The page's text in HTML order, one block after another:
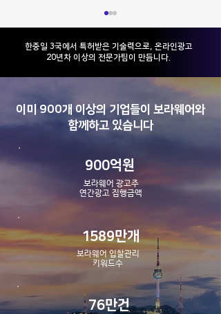
[스케일업 기사] 보라웨어
“구성원 복지·기업 성장이
​한중일 3국에서 특허받은 기술력으로, 온라인광고
20년차 이상의 전문가팀이 만듭니다.
이미 900개 이상의 기업들이 보라웨어와
함께하고 있습니다
900억원
보라웨어 광고주
​연간광고 집행금액
1589만개
보라웨어 입찰관리
​키워드수
76만건